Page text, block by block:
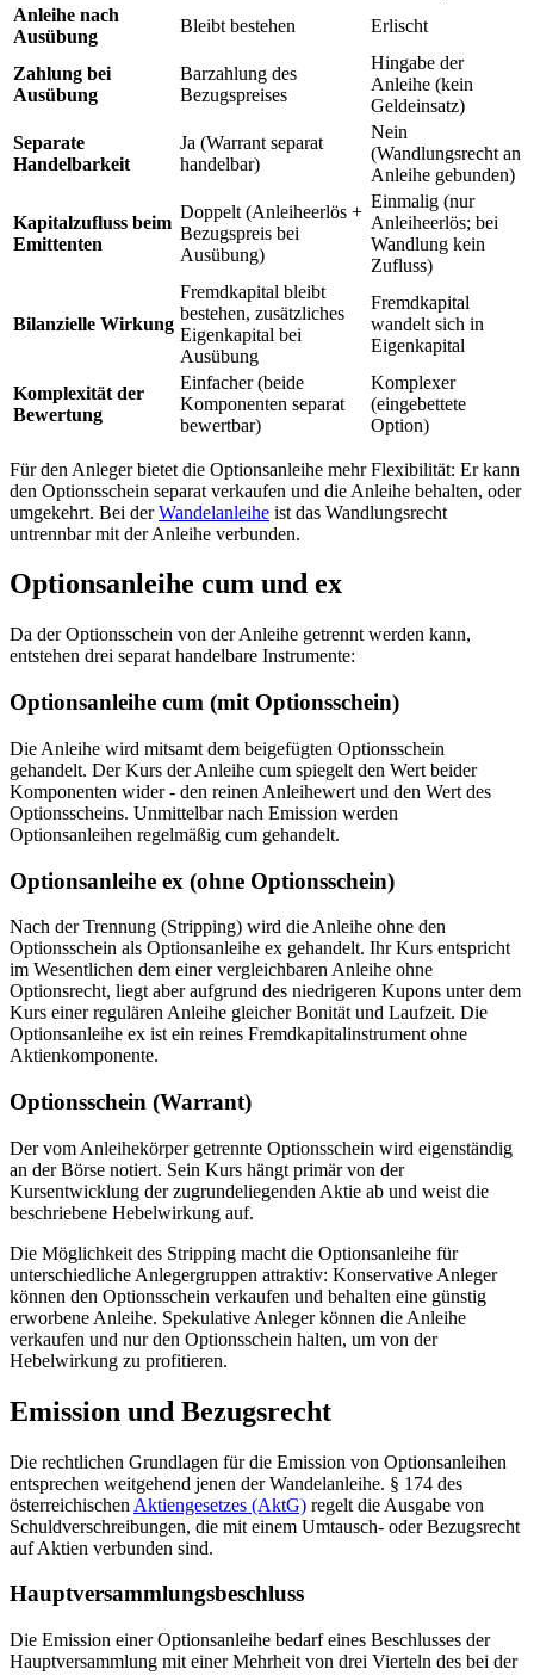
Anleihe nach
Ausübung
Bleibt bestehen Erlischt
Zahlung bei
Ausübung
Barzahlung des
Bezugspreises
Hingabe der
Anleihe (kein
Geldeinsatz)
Separate
Handelbarkeit
Ja (Warrant separat
handelbar)
Nein
(Wandlungsrecht an
Anleihe gebunden)
Kapitalzufluss beim
Emittenten
Doppelt (Anleiheerlös +
Bezugspreis bei
Ausübung)
Einmalig (nur
Anleiheerlös; bei
Wandlung kein
Zufluss)
Bilanzielle Wirkung
Fremdkapital bleibt
bestehen, zusätzliches
Eigenkapital bei
Ausübung
Fremdkapital
wandelt sich in
Eigenkapital
Komplexität der
Bewertung
Einfacher (beide
Komponenten separat
bewertbar)
Komplexer
(eingebettete
Option)
Für den Anleger bietet die Optionsanleihe mehr Flexibilität: Er kann
den Optionsschein separat verkaufen und die Anleihe behalten, oder
umgekehrt. Bei derWandelanleihe ist das Wandlungsrecht
untrennbar mit der Anleihe verbunden.
Optionsanleihe cum und ex
Da der Optionsschein von der Anleihe getrennt werden kann,
entstehen drei separat handelbare Instrumente:
Optionsanleihe cum (mit Optionsschein)
Die Anleihe wird mitsamt dem beigefügten Optionsschein
gehandelt. Der Kurs der Anleihe cum spiegelt den Wert beider
Komponenten wider - den reinen Anleihewert und den Wert des
Optionsscheins. Unmittelbar nach Emission werden
Optionsanleihen regelmäßig cum gehandelt.
Optionsanleihe ex (ohne Optionsschein)
Nach der Trennung (Stripping) wird die Anleihe ohne den
Optionsschein als Optionsanleihe ex gehandelt. Ihr Kurs entspricht
im Wesentlichen dem einer vergleichbaren Anleihe ohne
Optionsrecht, liegt aber aufgrund des niedrigeren Kupons unter dem
Kurs einer regulären Anleihe gleicher Bonität und Laufzeit. Die
Optionsanleihe ex ist ein reines Fremdkapitalinstrument ohne
Aktienkomponente.
Optionsschein (Warrant)
Der vom Anleihekörper getrennte Optionsschein wird eigenständig
an der Börse notiert. Sein Kurs hängt primär von der
Kursentwicklung der zugrundeliegenden Aktie ab und weist die
beschriebene Hebelwirkung auf.
Die Möglichkeit des Stripping macht die Optionsanleihe für
unterschiedliche Anlegergruppen attraktiv: Konservative Anleger
können den Optionsschein verkaufen und behalten eine günstig
erworbene Anleihe. Spekulative Anleger können die Anleihe
verkaufen und nur den Optionsschein halten, um von der
Hebelwirkung zu profitieren.
Emission und Bezugsrecht
Die rechtlichen Grundlagen für die Emission von Optionsanleihen
entsprechen weitgehend jenen der Wandelanleihe. § 174 des
österreichischen Aktiengesetzes (AktG) regelt die Ausgabe von
Schuldverschreibungen, die mit einem Umtausch- oder Bezugsrecht
auf Aktien verbunden sind.
Hauptversammlungsbeschluss
Die Emission einer Optionsanleihe bedarf eines Beschlusses der
Hauptversammlung mit einer Mehrheit von drei Vierteln des bei der